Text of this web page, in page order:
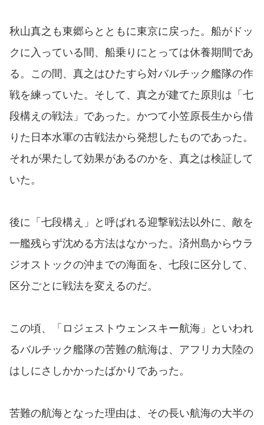
秋山真之も東郷らとともに東京に戻った。船がドッ
クに入っている間、船乗りにとっては休養期間であ
る。この間、真之はひたすら対バルチック艦隊の作
戦を練っていた。そして、真之が建てた原則は「七
段構えの戦法」であった。かつて小笠原長生から借
りた日本水軍の古戦法から発想したものであった。
それが果たして効果があるのかを、真之は検証して
いた。
後に「七段構え」と呼ばれる迎撃戦法以外に、敵を
一艦残らず沈める方法はなかった。済州島からウラ
ジオストックの沖までの海面を、七段に区分して、
区分ごとに戦法を変えるのだ。
この頃、「ロジェストウェンスキー航海」といわれ
るバルチック艦隊の苦難の航海は、アフリカ大陸の
はしにさしかかったばかりであった。
苦難の航海となった理由は、その長い航海の大半の